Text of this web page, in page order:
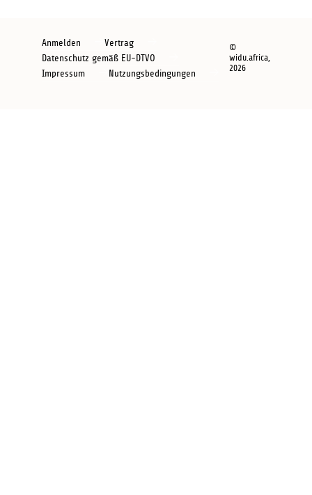
Footer
new
Anmelden
Vertrag
Datenschutz gemäß EU-DTVO
Impressum
Nutzungsbedingungen
©
widu.africa,
2026